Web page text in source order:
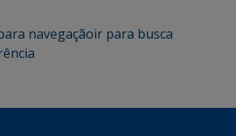
navegaçãoir para busca